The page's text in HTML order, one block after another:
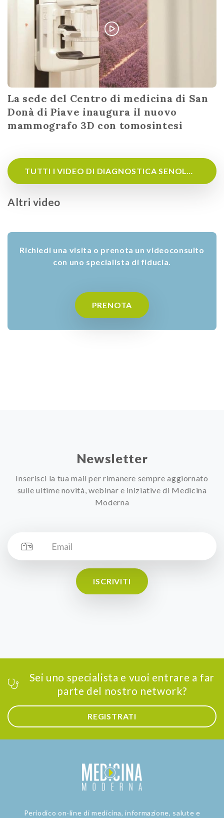
La sede del Centro di medicina di San
Donà di Piave inaugura il nuovo
mammografo 3D con tomosintesi
TUTTI I VIDEO DI DIAGNOSTICA SENOLOGICA
Altri video
Richiedi una visita o prenota un videoconsulto
con uno specialista di fiducia.
PRENOTA
Newsletter
Inserisci la tua mail per rimanere sempre aggiornato
sulle ultime novità, webinar e iniziative di Medicina
Moderna
ISCRIVITI
Sei uno specialista e vuoi entrare a far
parte del nostro network?
REGISTRATI
Periodico on-line di medicina, informazione, salute e